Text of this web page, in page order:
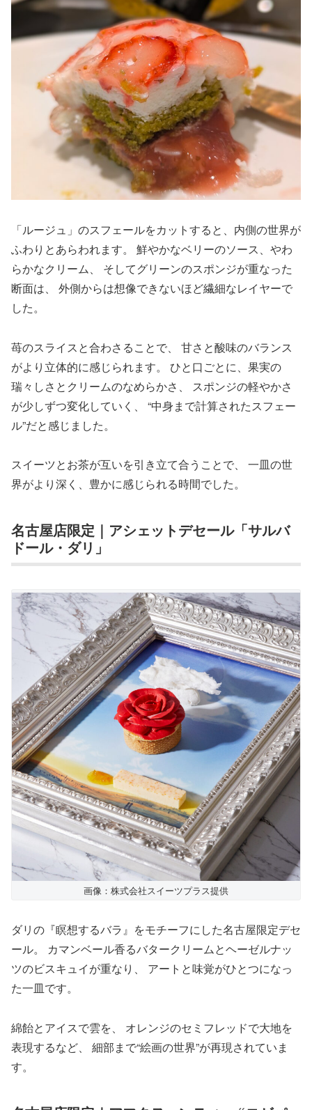
「ルージュ」のスフェールをカットすると、内側の世界が
ふわりとあらわれます。 鮮やかなベリーのソース、やわ
らかなクリーム、 そしてグリーンのスポンジが重なった
断面は、 外側からは想像できないほど繊細なレイヤーで
した。
苺のスライスと合わさることで、 甘さと酸味のバランス
がより立体的に感じられます。 ひと口ごとに、果実の
瑞々しさとクリームのなめらかさ、 スポンジの軽やかさ
が少しずつ変化していく、 “中身まで計算されたスフェー
ル”だと感じました。
スイーツとお茶が互いを引き立て合うことで、 一皿の世
界がより深く、豊かに感じられる時間でした。
名古屋店限定｜アシェットデセール「サルバ
ドール・ダリ」
画像：株式会社スイーツプラス提供
ダリの『瞑想するバラ』をモチーフにした名古屋限定デセ
ール。 カマンベール香るバタークリームとヘーゼルナッ
ツのビスキュイが重なり、 アートと味覚がひとつになっ
た一皿です。
綿飴とアイスで雲を、 オレンジのセミフレッドで大地を
表現するなど、 細部まで“絵画の世界”が再現されていま
す。